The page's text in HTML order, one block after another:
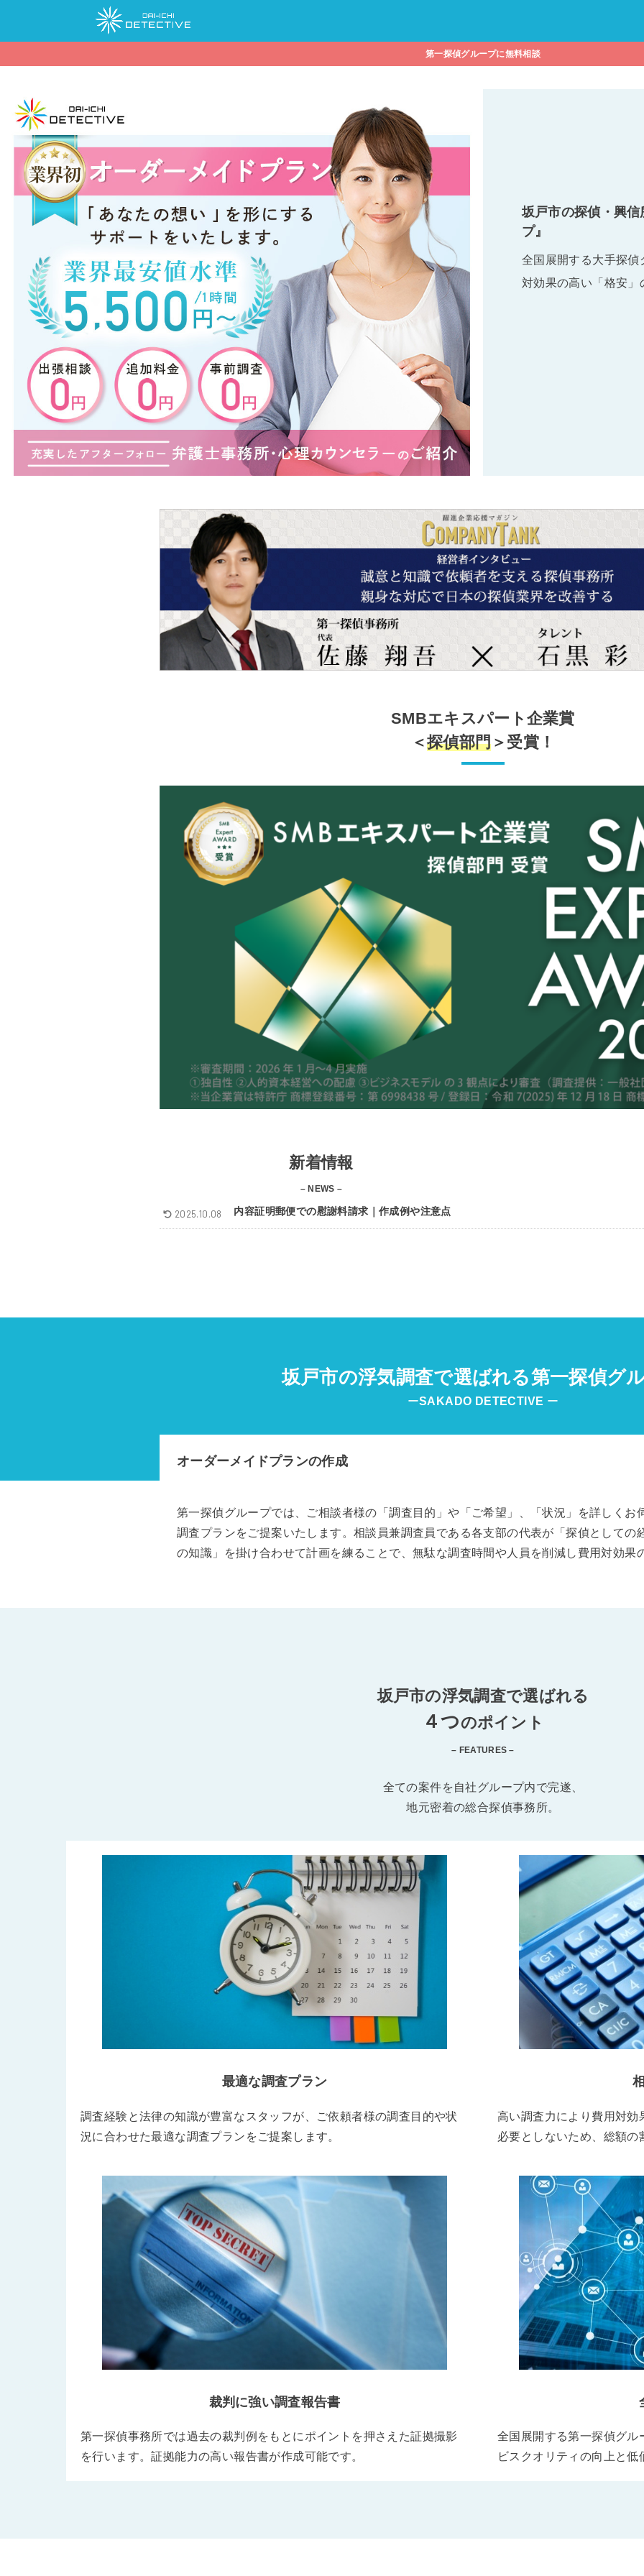
第一探偵グループに無料相談
坂戸市の探偵・興
プ』
全国展開する大手探
対効果の高い「格安」
SMBエキスパート企業賞
＜探偵部門 ＞受賞！
新着情報
– NEWS –
内容証明郵便での慰謝料請求｜作成例や注意点
2025.10.08
坂戸市の浮気調査で選ばれる第一探偵グ
ーSAKADO DETECTIVE ー
オーダーメイドプランの作成
第一探偵グループでは、ご相談者様の「調査目的」や「ご希望」、「状況」を詳しくお
調査プランをご提案いたします。相談員兼調査員である各支部の代表が「探偵としての
の知識」を掛け合わせて計画を練ることで、無駄な調査時間や人員を削減し費用対効果
坂戸市の浮気調査で選ばれる
４つのポイント
– FEATURES –
全ての案件を自社グループ内で完遂、
地元密着の総合探偵事務所。
最適な調査プラン
調査経験と法律の知識が豊富なスタッフが、ご依頼者様の調査目的や状
況に合わせた最適な調査プランをご提案します。
高い調査力により費用対
必要としないため、総額
裁判に強い調査報告書
第一探偵事務所では過去の裁判例をもとにポイントを押さえた証拠撮影
を行います。証拠能力の高い報告書が作成可能です。
全国展開する第一探偵グ
ビスクオリティの向上と